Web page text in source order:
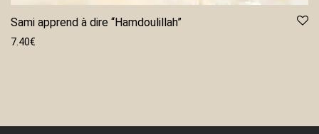
Sami apprend à dire “Hamdoulillah”
7.40€